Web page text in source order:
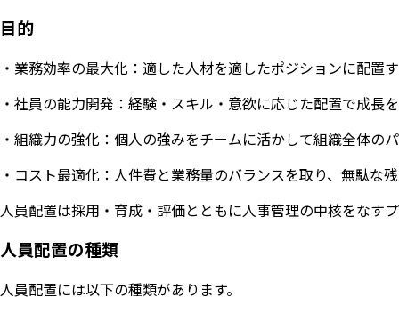
目的
・業務効率の最大化：適した人材を適したポジションに配置
・社員の能力開発：経験・スキル・意欲に応じた配置で成長
・組織力の強化：個人の強みをチームに活かして組織全体の
・コスト最適化：人件費と業務量のバランスを取り、無駄な
人員配置は採用・育成・評価とともに人事管理の中核をなす
人員配置の種類
人員配置には以下の種類があります。